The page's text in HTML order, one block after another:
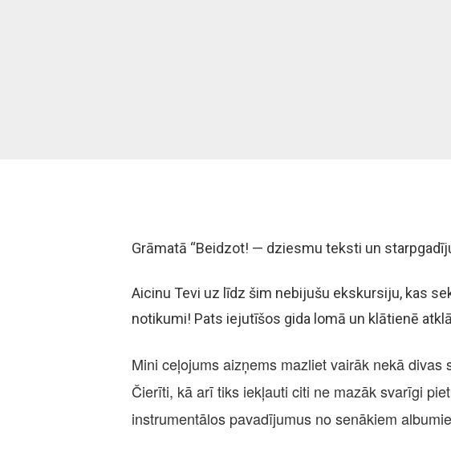
Grāmatā “Beidzot! — dziesmu teksti un
Aicinu Tevi uz līdz šim nebijušu ekskursiju, kas
notikumi! Pats iejutīšos gida lomā un klātienē
Mini ceļojums aizņems mazliet vairāk nekā
Čierīti, kā arī tiks iekļauti citi ne mazāk svarīgi
instrumentālos pavadījumus no senākiem